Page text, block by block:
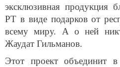
эксклюзивная продукция
РТ в виде подарков от
всему миру. А о ней
Жаудат Гильманов.
Этот проект объединит